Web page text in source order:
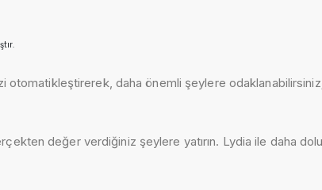
otomatikleştirerek, daha önemli şeylere
değer verdiğiniz şeylere yatırın. Lydia ile daha